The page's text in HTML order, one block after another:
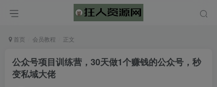
首页 会员教程 正文
公众号项目训练营，30天做1个赚钱的公众号，秒
变私域大佬